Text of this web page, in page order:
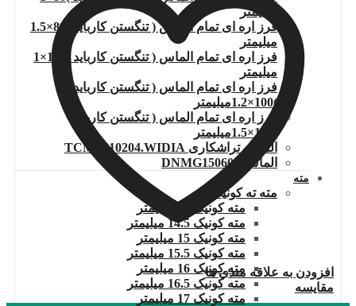
میلیمتر
فرز اره ای تمام الماس ( تنگستن کارباید )80×1.5
میلیمتر
فرز اره ای تمام الماس ( تنگستن کارباید )100×1
میلیمتر
فرز اره ای تمام الماس ( تنگستن کارباید
)100×1.2میلیمتر
فرز اره ای تمام الماس ( تنگستن کارباید
الماس تراشکاری TCMT110204.WIDIA
الماس DNMG150608
مته
مته ته کونیک
مته کونیک 14 میلیمتر
مته کونیک 14.5 میلیمتر
مته کونیک 15 میلیمتر
مته کونیک 15.5 میلیمتر
مته کونیک 16 میلیمتر
مته کونیک 16.5 میلیمتر
مته کونیک 17 میلیمتر
افزودن به علاقه مندی ها
مقایسه